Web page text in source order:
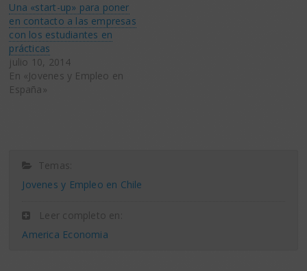
Una «start-up» para poner
en contacto a las empresas
con los estudiantes en
prácticas
julio 10, 2014
En «Jovenes y Empleo en
España»
Temas:
Jovenes y Empleo en Chile
Leer completo en:
America Economia